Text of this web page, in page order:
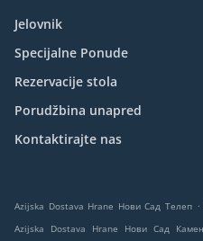
Jelovnik
Specijalne Ponude
Rezervacije stola
Porudžbina unapred
Kontaktirajte nas
Azijska Dostava Hrane Нови Сад Телеп .
Azijska Dostava Hrane Нови Сад